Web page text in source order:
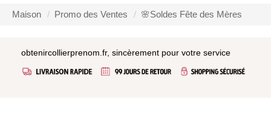
Maison Promo des Ventes 🌸Soldes Fête des Mères
obtenircollierprenom.fr, sincèrement pour votre service